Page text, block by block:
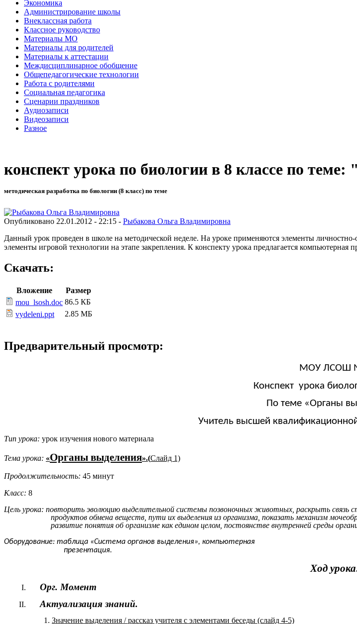
Экономика
Администрирование школы
Внеклассная работа
Классное руководство
Материалы МО
Материалы для родителей
Материалы к аттестации
Междисциплинарное обобщение
Общепедагогические технологии
Работа с родителями
Социальная педагогика
Сценарии праздников
Аудиозаписи
Видеозаписи
Разное
конспект урока по биологии в 8 классе по
методическая разработка по биологии (8 класс) по теме
Опубликовано 22.01.2012 - 22:15 - Рыбакова Ольга Владимировна
Данный урок проведен в школе на методической неделе. На уроке применяются элементы
элементы игровой технологии на этапе закрепления. К конспекту урока предлагается компьютерная
Скачать:
Вложение
Размер
mou_lsosh.doc 86.5 КБ
vydeleni.ppt
2.85 МБ
Предварительный просмотр:
МОУ ЛСОШ
Конспект урока
По теме «Органы
Учитель высшей
Тип урока: урок изучения нового материала
Тема урока: «Органы выделения».(Слайд 1)
Продолжительность: 45 минут
Класс: 8
Цель урока: повторить эволюцию выделительной системы позвоночных животных, раскрыть связь
продуктов обмена веществ, пути их выделения из организма, показать механизм
развитие понятия об организме как едином целом, постоянстве внутренней среды
Оборудование: таблица «Система органов выделения», компьютерная
презентация.
Ход
Орг. Момент
Актуализация знаний.
Значение выделения / рассказ учителя с элементами беседы (слайд 4-5)